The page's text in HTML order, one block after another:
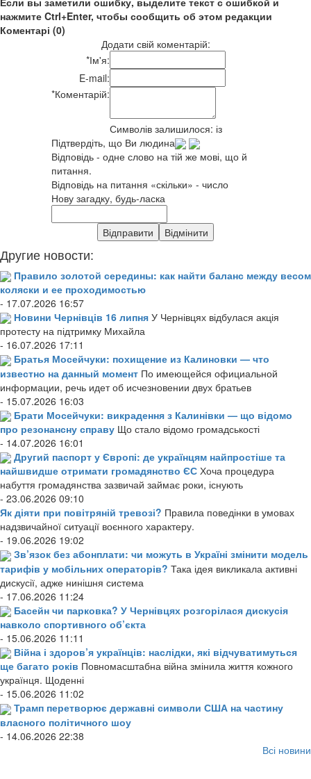
нажмите Ctrl+Enter, чтобы сообщить об этом редакции
Коментарі (0)
Додати свій коментарій:
*Ім'я:
E-mail:
*Коментарій:
Символів залишилося: із
Підтвердіть, що Ви людина
Відповідь - одне слово на тій же мові, що й
питання.
Відповідь на питання «скільки» - число
Нову загадку, будь-ласка
Другие новости:
Правило золотой середины: как найти баланс между весом
коляски и ее проходимостью
- 17.07.2026 16:57
Новини Чернівців 16 липня У Чернівцях відбулася акція
протесту на підтримку Михайла
- 16.07.2026 17:11
Братья Мосейчуки: похищение из Калиновки — что
известно на данный момент По имеющейся официальной
информации, речь идет об исчезновении двух братьев
- 15.07.2026 16:03
Брати Мосейчуки: викрадення з Калинівки — що відомо
про резонансну справу Що стало відомо громадськості
- 14.07.2026 16:01
Другий паспорт у Європі: де українцям найпростіше та
найшвидше отримати громадянство ЄС Хоча процедура
набуття громадянства зазвичай займає роки, існують
- 23.06.2026 09:10
Як діяти при повітряній тревозі? Правила поведінки в умовах
надзвичайної ситуації воєнного характеру.
- 19.06.2026 19:02
Зв’язок без абонплати: чи можуть в Україні змінити модель
тарифів у мобільних операторів? Така ідея викликала активні
дискусії, адже нинішня система
- 17.06.2026 11:24
Басейн чи парковка? У Чернівцях розгорілася дискусія
навколо спортивного об’єкта
- 15.06.2026 11:11
Війна і здоров’я українців: наслідки, які відчуватимуться
ще багато років Повномасштабна війна змінила життя кожного
українця. Щоденні
- 15.06.2026 11:02
Трамп перетворює державні символи США на частину
власного політичного шоу
- 14.06.2026 22:38
Всі новини